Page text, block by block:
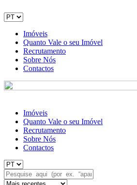
Imóveis
Quanto Vale o seu Imóvel
Recrutamento
Sobre Nós
Contactos
Imóveis
Quanto Vale o seu Imóvel
Recrutamento
Sobre Nós
Contactos